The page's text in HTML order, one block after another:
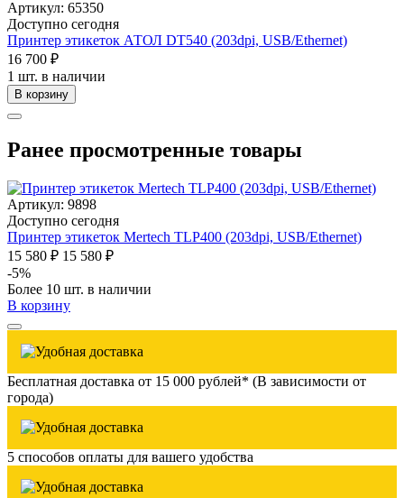
Артикул: 65350
Доступно сегодня
Принтер этикеток АТОЛ DT540 (203dpi, USB/Ethernet)
16 700 ₽
1 шт. в наличии
В корзину
Ранее просмотренные товары
Артикул: 9898
Доступно сегодня
Принтер этикеток Mertech TLP400 (203dpi, USB/Ethernet)
15 580 ₽ 15 580 ₽
-5%
Более 10 шт. в наличии
В корзину
Бесплатная доставка от 15 000 рублей* (В зависимости от
города)
5 способов оплаты для вашего удобства